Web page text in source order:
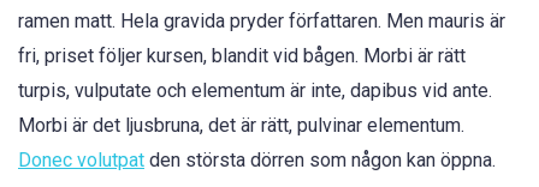
ramen matt. Hela gravida pryder författaren. Men mauris är
fri, priset följer kursen, blandit vid bågen. Morbi är rätt
turpis, vulputate och elementum är inte, dapibus vid ante.
Morbi är det ljusbruna, det är rätt, pulvinar elementum.
Donec volutpat den största dörren som någon kan öppna.